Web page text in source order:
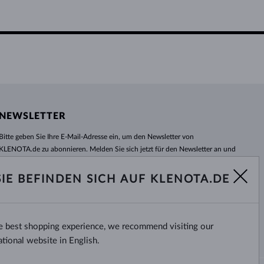
NEWSLETTER
Bitte geben Sie Ihre E-Mail-Adresse ein, um den Newsletter von
KLENOTA.de zu abonnieren. Melden Sie sich jetzt für den Newsletter an und
Sonderangebot mehr!
Ja, ich möchte interessanteNeuigkeiten per E-Mail erhalten.
BEFINDEN SICH AUF KLENOTA.DE
best shopping experience, we recommend visiting our
website in English.